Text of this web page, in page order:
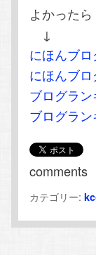
よかった
↓
にほんブ
にほんブ
ブログラ
ブログラ
comments
カテゴリー: